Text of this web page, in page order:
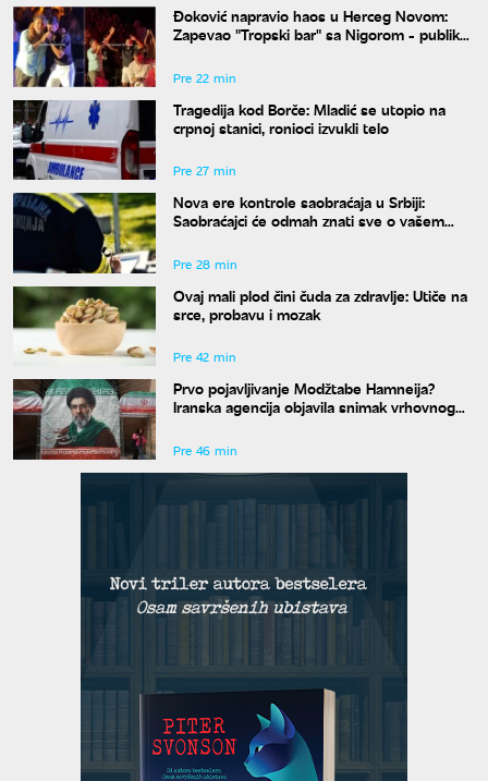
Đoković napravio haos u Herceg Novom:
Zapevao "Tropski bar" sa Nigorom - publika
Pre 22 min
Tragedija kod Borče: Mladić se utopio na
crpnoj stanici, ronioci izvukli telo
Pre 27 min
Nova ere kontrole saobraćaja u Srbiji:
Saobraćajci će odmah znati sve o vašem
Pre 28 min
Ovaj mali plod čini čuda za zdravlje: Utiče na
srce, probavu i mozak
Pre 42 min
Prvo pojavljivanje Modžtabe Hamneija?
Iranska agencija objavila snimak vrhovnog
Pre 46 min